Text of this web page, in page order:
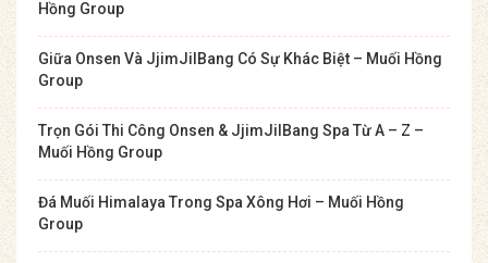
Hồng Group
Giữa Onsen Và JjimJilBang Có Sự Khác Biệt – Muối Hồng
Group
Trọn Gói Thi Công Onsen & JjimJilBang Spa Từ A – Z –
Muối Hồng Group
Đá Muối Himalaya Trong Spa Xông Hơi – Muối Hồng
Group